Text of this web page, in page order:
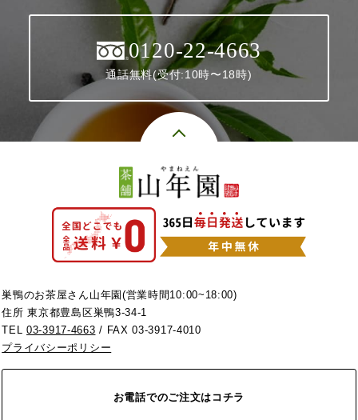
0120-22-4663
通話無料(受付:10時〜18時)
巣鴨のお茶屋さん山年園(営業時間10:00~18:00)
住所 東京都豊島区巣鴨3-34-1
TEL03-3917-4663 / FAX 03-3917-4010
プライバシーポリシー
お電話でのご注文はコチラ